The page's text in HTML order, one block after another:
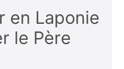
en Laponie
le Père